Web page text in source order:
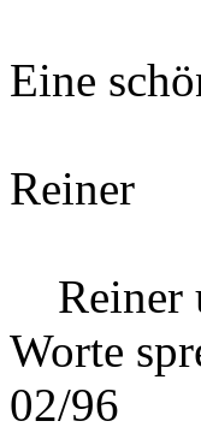
Eine
Reiner
Reiner
Worte
02/96